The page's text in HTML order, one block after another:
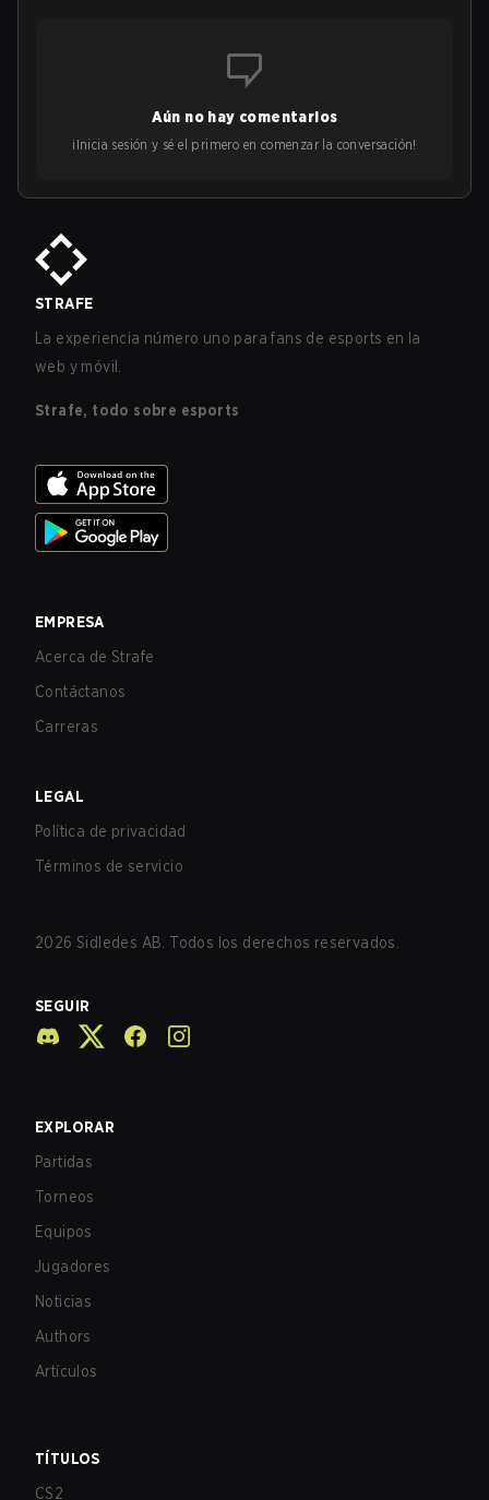
Aún no hay comentarios
¡Inicia sesión y sé el primero en comenzar la conversación!
STRAFE
La experiencia número uno para fans de esports en la
web y móvil.
Strafe, todo sobre esports
EMPRESA
Acerca de Strafe
Contáctanos
Carreras
LEGAL
Política de privacidad
Términos de servicio
2026 Sidledes AB. Todos los derechos reservados.
SEGUIR
EXPLORAR
Partidas
Torneos
Equipos
Jugadores
Noticias
Authors
Artículos
TÍTULOS
CS2